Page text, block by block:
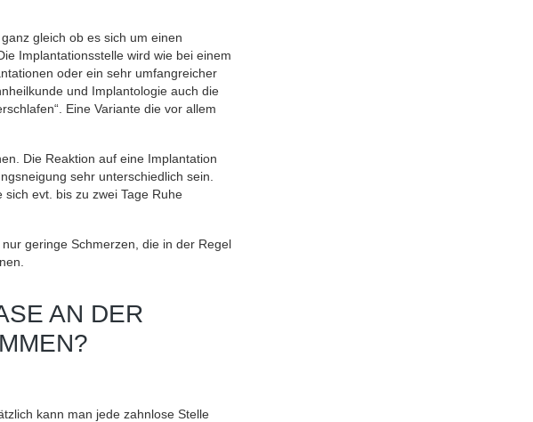
gleich ob es sich um einen
Implantationsstelle wird wie bei einem
oder ein sehr umfangreicher
und Implantologie auch die
Eine Variante die vor allem
Die Reaktion auf eine Implantation
sehr unterschiedlich sein.
evt. bis zu zwei Tage Ruhe
geringe Schmerzen, die in der Regel
AN DER
kann man jede zahnlose Stelle